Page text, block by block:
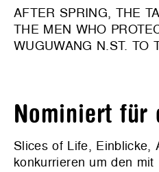
AFTER SPRING, THE
THE MEN WHO
WUGUWANG N.ST. TO
Nominiert für
Slices of Life, Einblicke,
konkurrieren um den